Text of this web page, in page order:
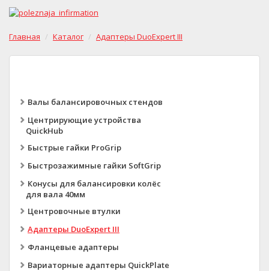
Главная Каталог Адаптеры DuoExpert III
Валы балансировочных стендов
Центрирующие устройства
QuickHub
Быстрые гайки ProGrip
Быстрозажимные гайки SoftGrip
Конусы для балансировки колёс
для вала 40мм
Центровочные втулки
Адаптеры DuoExpert III
Фланцевые адаптеры
Вариаторные адаптеры QuickPlate